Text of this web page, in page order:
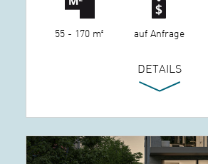
55 - 170 m² auf Anfrage
DETAILS